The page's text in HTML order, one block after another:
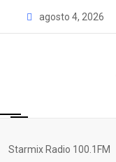
agosto 4, 2026
Starmix Radio 100.1FM